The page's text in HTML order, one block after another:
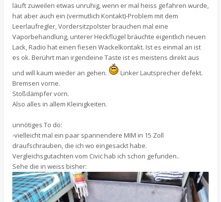
läuft zuweilen etwas unruhig, wenn er mal heiss gefahren wurde,
hat aber auch ein (vermutlich Kontakt)-Problem mit dem
Leerlaufregler, Vordersitzpolster brauchen mal eine
Vaporbehandlung, unterer Heckflügel bräuchte eigentlich neuen
Lack, Radio hat einen fiesen Wackelkontakt. Ist es einmal an ist
es ok. Berührt man irgendeine Taste ist es meistens direkt aus
und will kaum wieder an gehen.
Linker Lautsprecher defekt.
Bremsen vorne.
Stoßdämpfer vorn.
Also alles in allem Kleinigkeiten.
unnötiges To do:
-vielleicht mal ein paar spannendere MIM in 15 Zoll
draufschrauben, die ich wo eingesackt habe.
Vergleichsgutachten vom Civic hab ich schon gefunden..
Sehe die in weiss bisher: